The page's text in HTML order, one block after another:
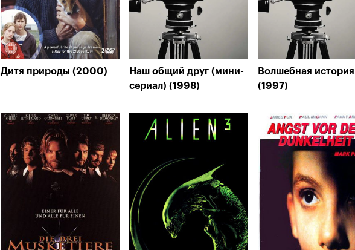
Дитя природы (2000)
Наш общий друг (мини-
сериал) (1998)
Волшебная история
(1997)